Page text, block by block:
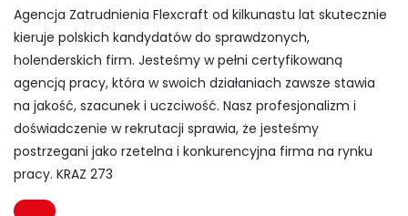
Agencja Zatrudnienia Flexcraft od kilkunastu lat skutecznie
kieruje polskich kandydatów do sprawdzonych,
holenderskich firm. Jesteśmy w pełni certyfikowaną
agencją pracy, która w swoich działaniach zawsze stawia
na jakość, szacunek i uczciwość. Nasz profesjonalizm i
doświadczenie w rekrutacji sprawia, że jesteśmy
postrzegani jako rzetelna i konkurencyjna firma na rynku
pracy. KRAZ 273